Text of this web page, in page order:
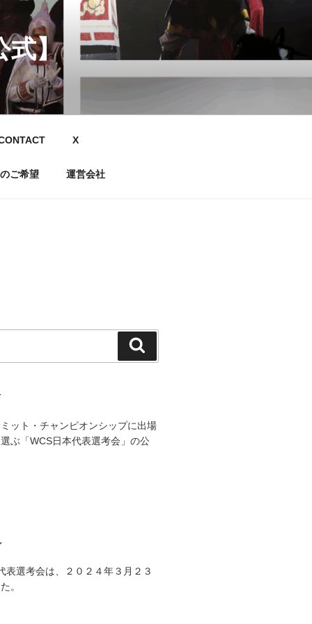
式】
X
ご希望 運営会社
索
ット・チャンピオンシップに出場
ぶ「WCS日本代表選考会」の公
表選考会は、２０２４年３月２３
。